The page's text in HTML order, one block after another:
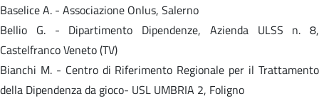
Baselice A. - Associazione Onlus, Salerno
Bellio G. - Dipartimento Dipendenze, Azienda ULSS n. 8,
Castelfranco Veneto (TV)
Bianchi M. - Centro di Riferimento Regionale per il Trattamento
della Dipendenza da gioco- USL UMBRIA 2, Foligno